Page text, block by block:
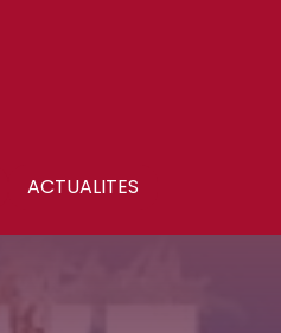
ACTUALITES